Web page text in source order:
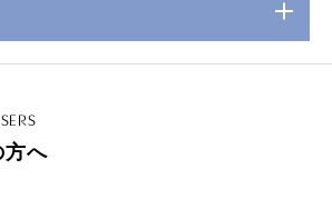
方へ